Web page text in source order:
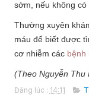
sớm, nếu không
Thường xuyên
máu để biết được
cơ nhiễm các bệnh
(Theo Nguyễn Thu
Đăng lúc : 14:11